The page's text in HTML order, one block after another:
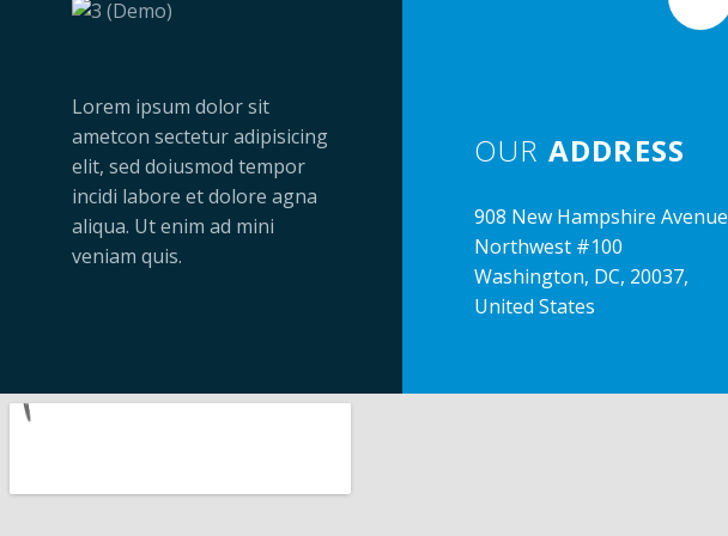
Lorem ipsum dolor sit
ametcon sectetur adipisicing
elit, sed doiusmod tempor
incidi labore et dolore agna
aliqua. Ut enim ad mini
veniam quis.
OUR ADDRESS
908 New Hampshire Avenue
Northwest #100
Washington, DC, 20037,
United States